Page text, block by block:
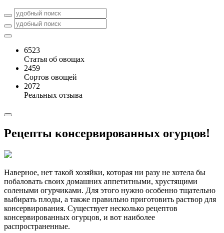
6523
Статья об овощах
2459
Сортов овощей
2072
Реальных отзыва
Рецепты консервированных огурцов!
Наверное, нет такой хозяйки, которая ни разу не хотела бы
побаловать своих домашних аппетитными, хрустящими
солеными огурчиками. Для этого нужно особенно тщательно
выбирать плоды, а также правильно приготовить раствор для
консервирования. Существует несколько рецептов
консервированных огурцов, и вот наиболее
распространенные.